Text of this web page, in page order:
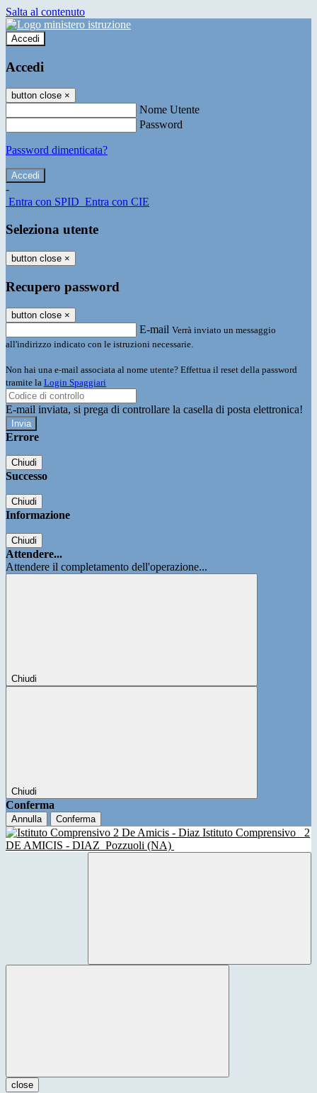
Salta al contenuto
Accedi
Accedi
button close ×
Nome Utente
Password
Password dimenticata?
-
Entra con SPID Entra con CIE
Seleziona utente
button close ×
Recupero password
button close ×
E-mail Verrà inviato un messaggio
all'indirizzo indicato con le istruzioni necessarie.
Non hai una e-mail associata al nome utente? Effettua il reset della password
tramite la Login Spaggiari
E-mail inviata, si prega di controllare la casella di posta elettronica!
Errore
Chiudi
Successo
Chiudi
Informazione
Chiudi
Attendere...
Attendere il completamento dell'operazione...
Chiudi
Chiudi
Conferma
Annulla Conferma
Istituto Comprensivo
2
DE AMICIS - DIAZ Pozzuoli (NA)
close